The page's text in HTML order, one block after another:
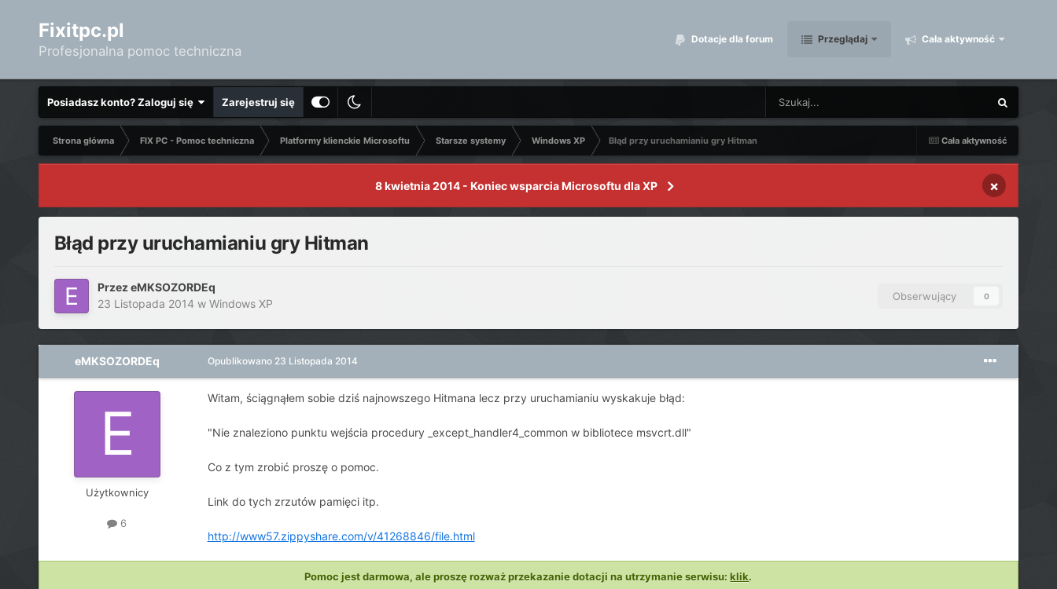
Fixitpc.pl
Profesjonalna pomoc techniczna
Dotacje dla forum Przeglądaj Cała aktywność
Posiadasz konto? Zaloguj się Zarejestruj się
Cała aktywność
Strona główna FIX PC - Pomoc techniczna Platformy klienckie Microsoftu Starsze systemy Windows XP Błąd przy uruchamianiu gry Hitman
8 kwietnia 2014 - Koniec wsparcia Microsoftu dla XP ×
Błąd przy uruchamianiu gry Hitman
PrzezeMKSOZORDEq
23 Listopada 2014 w Windows XP
Obserwujący 0
eMKSOZORDEq
Użytkownicy
6
Opublikowano 23 Listopada 2014
Witam, ściągnąłem sobie dziś najnowszego Hitmana lecz przy uruchamianiu wyskakuje błąd:
"Nie znaleziono punktu wejścia procedury _except_handler4_common w bibliotece msvcrt.dll"
Co z tym zrobić proszę o pomoc.
Link do tych zrzutów pamięci itp.
http://www57.zippyshare.com/v/41268846/file.html
Pomoc jest darmowa, ale proszę rozważ przekazanie dotacji na utrzymanie serwisu:klik.